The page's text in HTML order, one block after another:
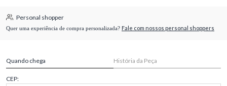
Personal shopper
Quer uma experiência de compra personalizada? Fale com nossos personal shoppers
Quando chega História da Peça
CEP: